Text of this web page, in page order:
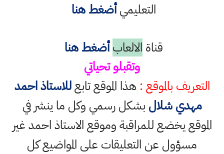
التعليميأضغط هنا
قناة الالعاب أضغط هنا
وتقبلو تحياتي
التعريف بالموقع : هذا الموقع تابعللاستاذ احمد
مهدي شلال بشكل رسمي وكل ما ينشر في
الموقع يخضع للمراقبة وموقع الاستاذ احمد غير
مسؤول عن التعليقات على المواضيع كل